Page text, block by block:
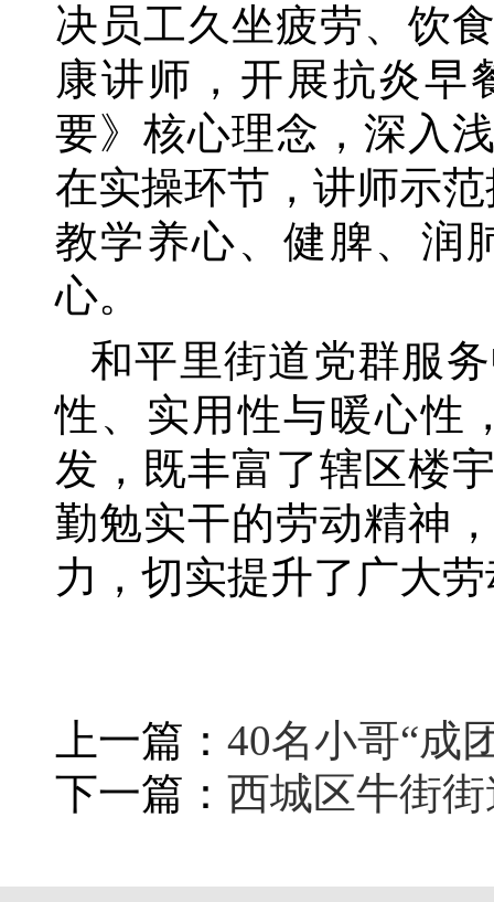
决员工久坐疲劳、饮
康讲师，开展抗炎早
要》核心理念，深入
在实操环节，讲师示
教学养心、健脾、润
心。
和平里街道党群服
性、实用性与暖心性
发，既丰富了辖区楼
勤勉实干的劳动精神
力，切实提升了广大
上一篇： 40名小哥“成
下一篇： 西城区牛街